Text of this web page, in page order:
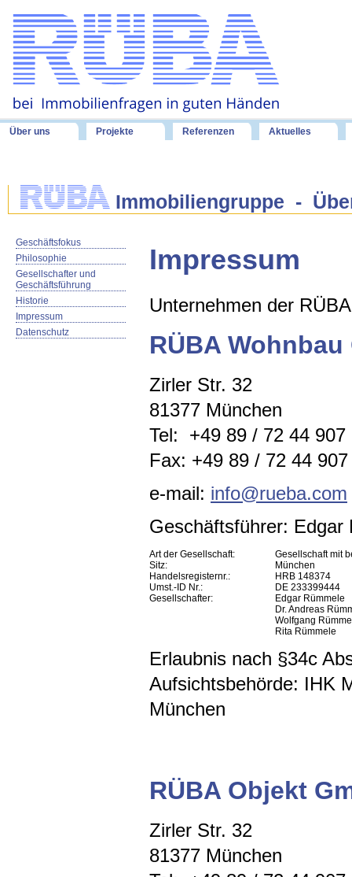
Über uns Projekte Referenzen Aktuelles
Immobiliengruppe -
Geschäftsfokus
Philosophie
Gesellschafter und
Geschäftsführung
Historie
Impressum
Datenschutz
Impressum
Unternehmen der
RÜBA Wohnbau
Zirler Str. 32
81377 München
Tel: +49 89 / 72 44
Fax: +49 89 / 72 44
e-mail: info@rueba.com
Geschäftsführer: Edgar
Art der Gesellschaft:
Gesellschaft mit
Sitz:
München
Handelsregisternr.:
HRB 148374
Umst.-ID Nr.:
DE 233399444
Gesellschafter:
Edgar Rümmele
Dr. Andreas
Wolfgang
Rita Rümmele
Erlaubnis nach §34c
Aufsichtsbehörde: IHK
München
RÜBA Objekt
Zirler Str. 32
81377 München